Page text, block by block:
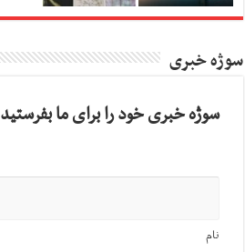
سوژه خبری
سوژه خبری خود را برای ما بفرستید
نام